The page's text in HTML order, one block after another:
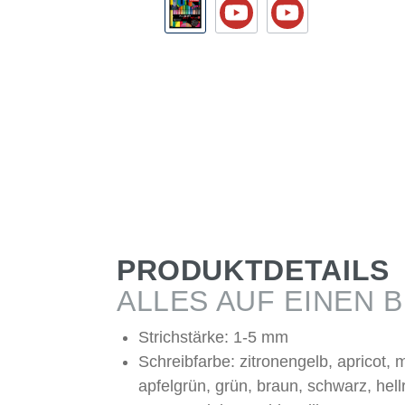
PRODUKTDETAILS
ALLES AUF EINEN
Strichstärke: 1-5 mm
Schreibfarbe: zitronengelb, apricot,
apfelgrün, grün, braun, schwarz,